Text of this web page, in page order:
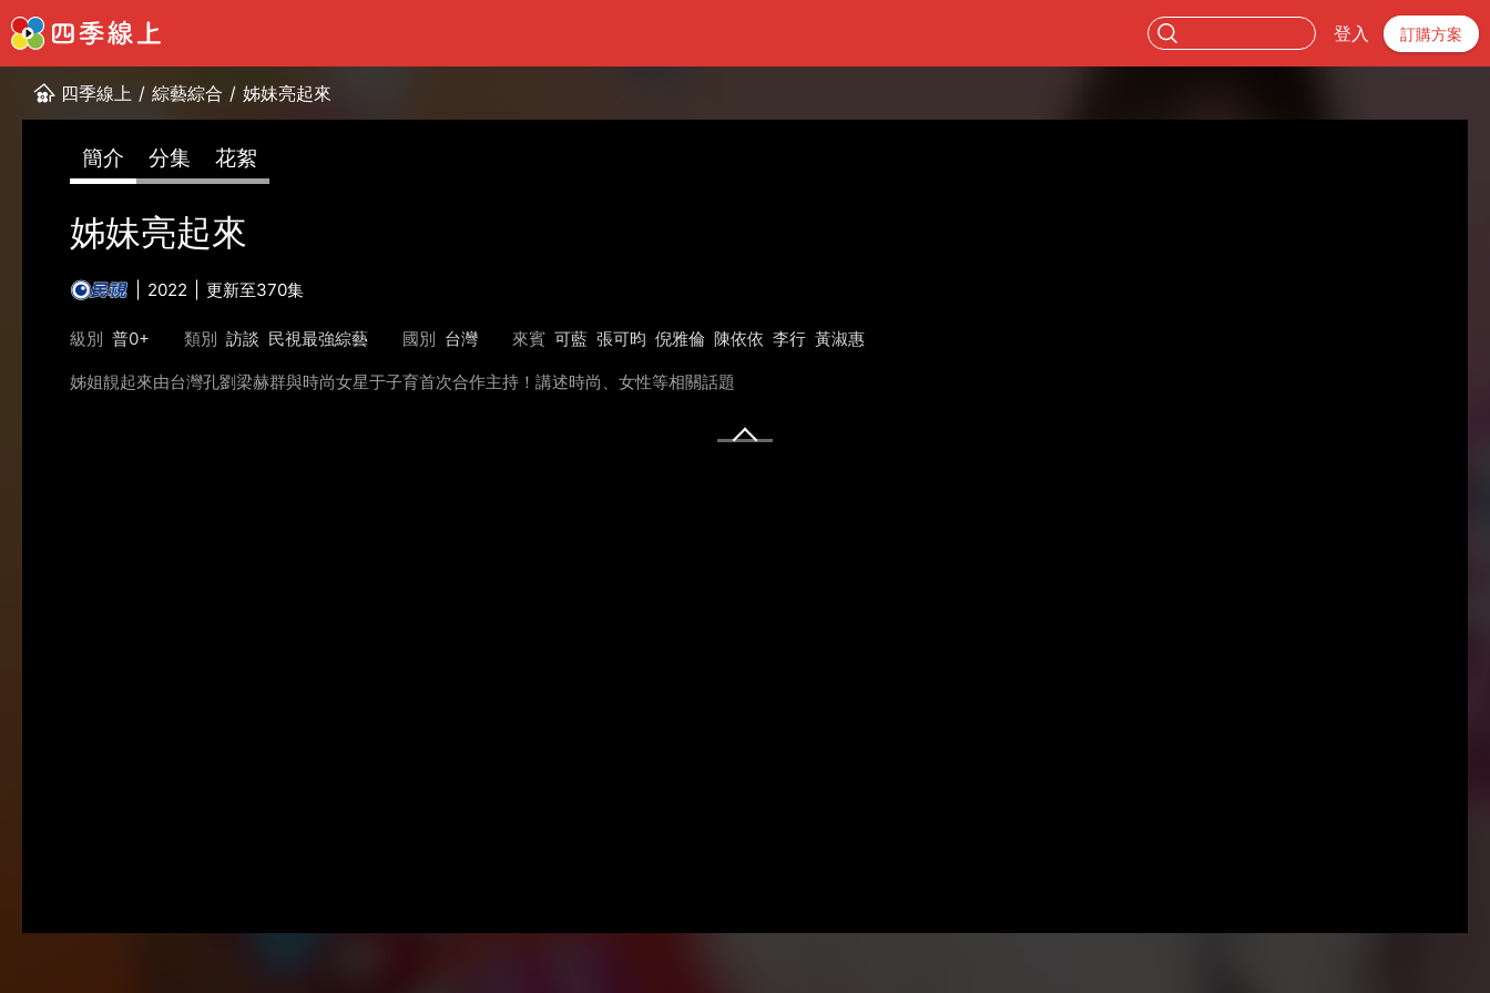
登入 訂購方案
四季線上 / 綜藝綜合 / 姊妹亮起來
簡介 分集 花絮
姊妹亮起來
2022 更新至370集
級別 普0+ 類別 訪談 民視最強綜藝 國別 台灣 來賓 可藍 張可昀 倪雅倫 陳依依 李行 黃淑惠
姊姐靚起來由台灣孔劉梁赫群與時尚女星于子育首次合作主持！講述時尚、女性等相關話題